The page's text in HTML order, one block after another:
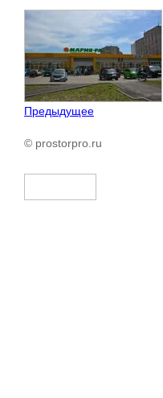
Предыдущее
© prostorpro.ru